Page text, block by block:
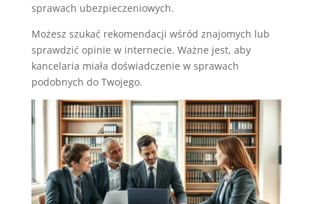
sprawach ubezpieczeniowych.
Możesz szukać rekomendacji wśród znajomych lub
sprawdzić opinie w internecie. Ważne jest, aby
kancelaria miała doświadczenie w sprawach
podobnych do Twojego.